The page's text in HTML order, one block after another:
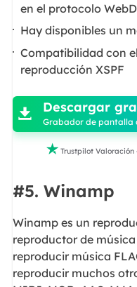
en el protocolo
Hay disponibles un
Compatibilidad con
reproducción XSPF

 Descargar
Grabador de pantalla
 Trustpilot Valoración
#5. Winamp
Winamp es un
reproductor de
reproducir música
reproducir muchos